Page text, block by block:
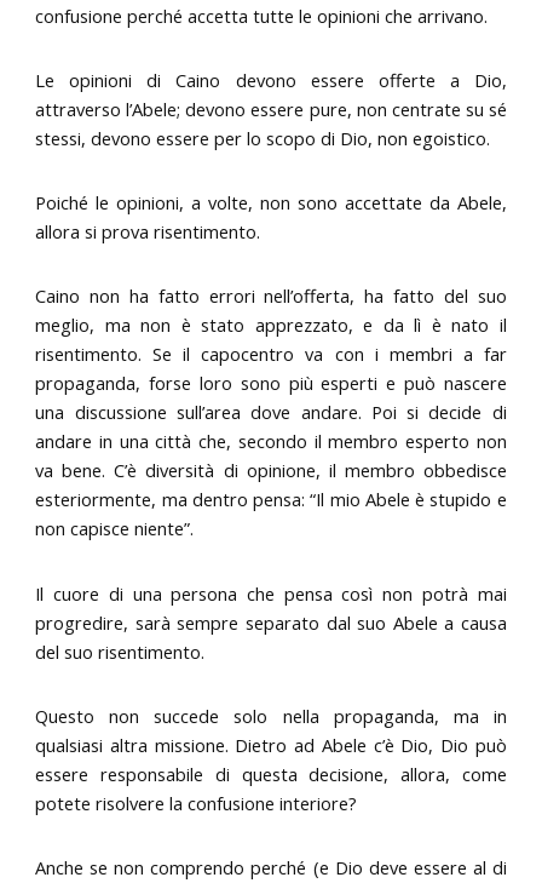
confusione perché accetta tutte le opinioni che arrivano.
Le opinioni di Caino devono essere offerte a Dio,
attraverso l’Abele; devono essere pure, non centrate su sé
stessi, devono essere per lo scopo di Dio, non egoistico.
Poiché le opinioni, a volte, non sono accettate da Abele,
allora si prova risentimento.
Caino non ha fatto errori nell’offerta, ha fatto del suo
meglio, ma non è stato apprezzato, e da lì è nato il
risentimento. Se il capocentro va con i membri a far
propaganda, forse loro sono più esperti e può nascere
una discussione sull’area dove andare. Poi si decide di
andare in una città che, secondo il membro esperto non
va bene. C’è diversità di opinione, il membro obbedisce
esteriormente, ma dentro pensa: “Il mio Abele è stupido e
non capisce niente”.
Il cuore di una persona che pensa così non potrà mai
progredire, sarà sempre separato dal suo Abele a causa
del suo risentimento.
Questo non succede solo nella propaganda, ma in
qualsiasi altra missione. Dietro ad Abele c’è Dio, Dio può
essere responsabile di questa decisione, allora, come
potete risolvere la confusione interiore?
Anche se non comprendo perché (e Dio deve essere al di